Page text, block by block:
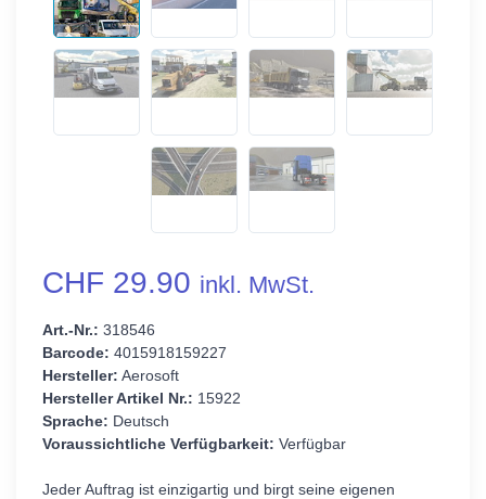
CHF 29.90 inkl. MwSt.
Art.-Nr.: 318546
Barcode: 4015918159227
Hersteller: Aerosoft
Hersteller Artikel Nr.: 15922
Sprache: Deutsch
Voraussichtliche Verfügbarkeit: Verfügbar
Jeder Auftrag ist einzigartig und birgt seine eigenen